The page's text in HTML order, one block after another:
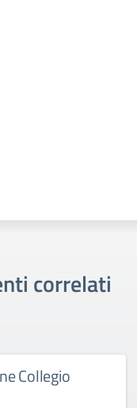
correlati
Collegio